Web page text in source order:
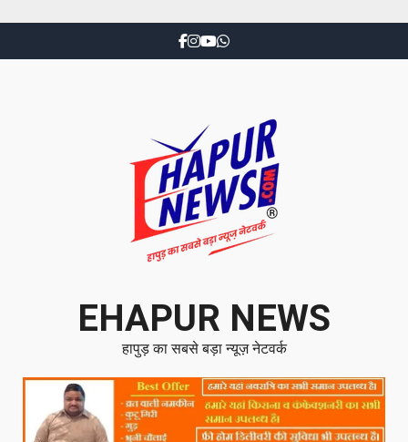
EHAPUR NEWS
हापुड़ का सबसे बड़ा न्यूज़ नेटवर्क